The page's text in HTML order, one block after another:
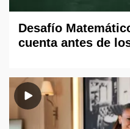
Desafío
cuenta antes de